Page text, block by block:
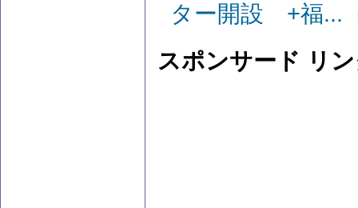
ター開設 +福...
スポンサード リ